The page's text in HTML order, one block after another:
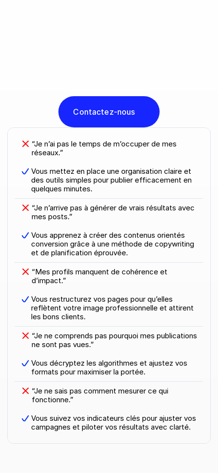
èmesensol
Contactez-nous
“Je n’ai pas le temps de m’occuper de mes
réseaux.”
Vous mettez en place une organisation claire et
des outils simples pour publier efficacement en
quelques minutes.
“Je n’arrive pas à générer de vrais résultats avec
mes posts.”
Vous apprenez à créer des contenus orientés
conversion grâce à une méthode de copywriting
et de planification éprouvée.
“Mes profils manquent de cohérence et
d’impact.”
Vous restructurez vos pages pour qu’elles
reflètent votre image professionnelle et attirent
les bons clients.
“Je ne comprends pas pourquoi mes publications
ne sont pas vues.”
Vous décryptez les algorithmes et ajustez vos
formats pour maximiser la portée.
“Je ne sais pas comment mesurer ce qui
fonctionne.”
Vous suivez vos indicateurs clés pour ajuster vos
campagnes et piloter vos résultats avec clarté.